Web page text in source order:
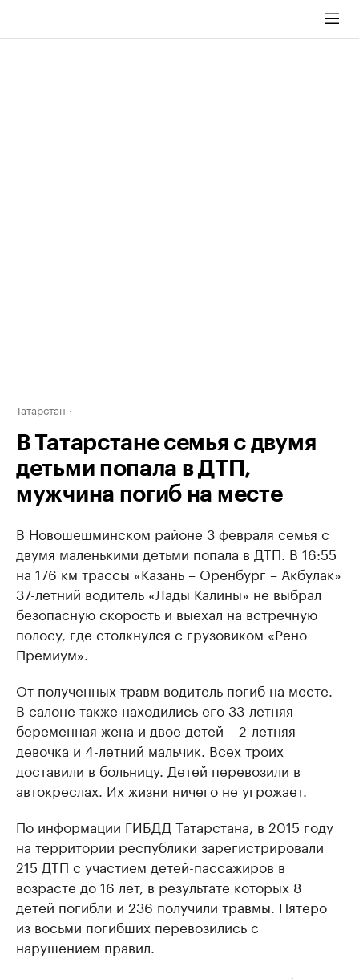
Татарстан
В Татарстане семья с двумя
детьми попала в ДТП,
мужчина погиб на месте
В Новошешминском районе 3 февраля семья с
двумя маленькими детьми попала в ДТП. В 16:55
на 176 км трассы «Казань – Оренбург – Акбулак»
37-летний водитель «Лады Калины» не выбрал
безопасную скорость и выехал на встречную
полосу, где столкнулся с грузовиком «Рено
Премиум».
От полученных травм водитель погиб на месте.
В салоне также находились его 33-летняя
беременная жена и двое детей – 2-летняя
девочка и 4-летний мальчик. Всех троих
доставили в больницу. Детей перевозили в
автокреслах. Их жизни ничего не угрожает.
По информации ГИБДД Татарстана, в 2015 году
на территории республики зарегистрировали
215 ДТП с участием детей-пассажиров в
возрасте до 16 лет, в результате которых 8
детей погибли и 236 получили травмы. Пятеро
из восьми погибших перевозились с
нарушением правил.